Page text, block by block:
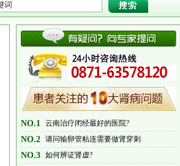
NO.1 云南治疗闭经最好的医院?
NO.2 请问输卵管粘连需要做肾穿刺
吗?
NO.3 如何辨证肾虚?